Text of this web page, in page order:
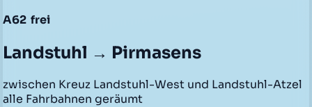
A62 frei
Landstuhl → Pirmasens
zwischen Kreuz Landstuhl-West und Landstuhl-Atzel
alle Fahrbahnen geräumt